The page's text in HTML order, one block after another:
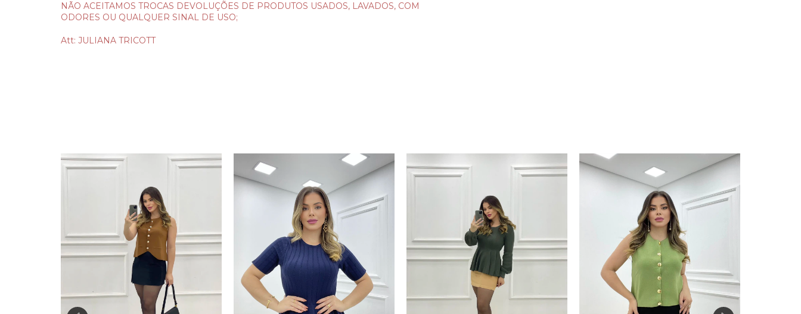
NÃO ACEITAMOS TROCAS DEVOLUÇÕES DE PRODUTOS USADOS, LAVADOS, COM
ODORES OU QUALQUER SINAL DE USO;
Att: JULIANA TRICOTT